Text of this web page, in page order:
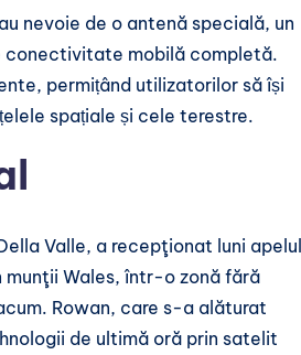
nevoie de o antenă specială, un
conectivitate mobilă completă.
permițând utilizatorilor să își
spațiale și cele terestre.
Valle, a recepţionat luni apelul
munţii Wales, într-o zonă fără
Rowan, care s-a alăturat
de ultimă oră prin satelit